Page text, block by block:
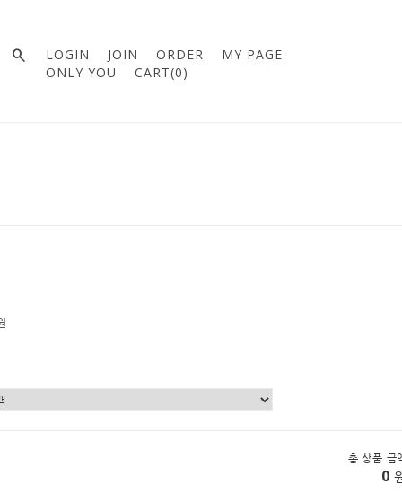
 LOGIN JOIN ORDER
MY PAGE
ONLY YOU
CART(0)
총 상품 금
0